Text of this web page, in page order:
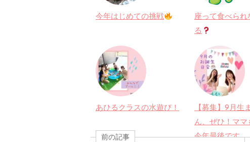
今年はじめての挑戦
座って食べられ
る
あひるクラスの水遊び！
【募集】9月生
ん、ぜひ！ママ
今年最後です。
前の記事